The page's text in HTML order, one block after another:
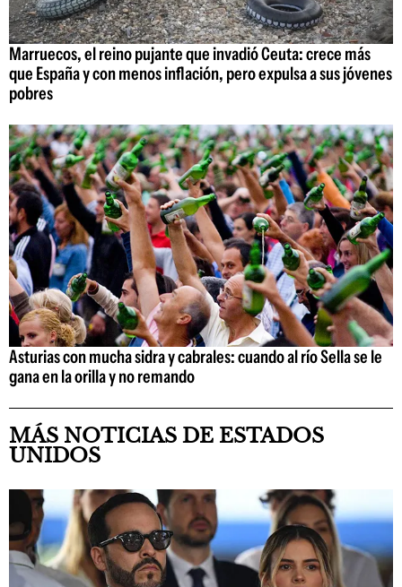
Marruecos, el reino pujante que invadió Ceuta: crece más
que España y con menos inflación, pero expulsa a sus jóvenes
pobres
Asturias con mucha sidra y cabrales: cuando al río Sella se le
gana en la orilla y no remando
MÁS NOTICIAS DE ESTADOS
UNIDOS